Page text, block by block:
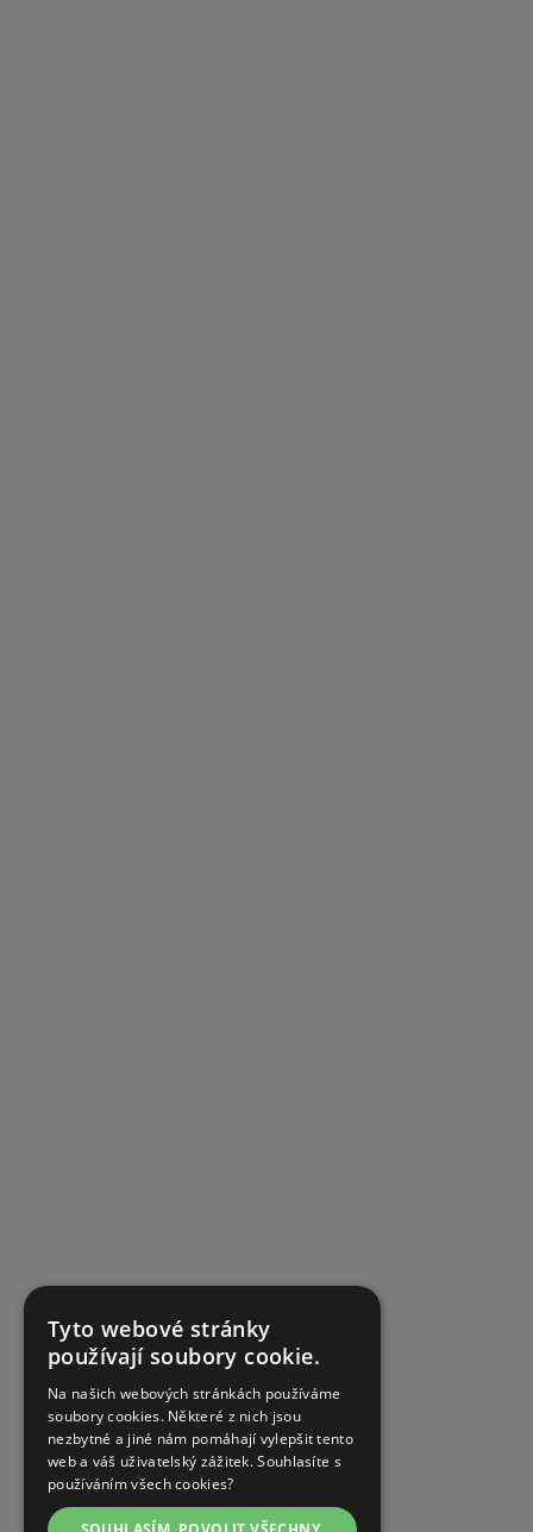
Tyto webové stránky
používají soubory cookie.
Na našich webových stránkách používáme
soubory cookies. Některé z nich jsou
nezbytné a jiné nám pomáhají vylepšit tento
web a váš uživatelský zážitek. Souhlasíte s
používáním všech cookies?